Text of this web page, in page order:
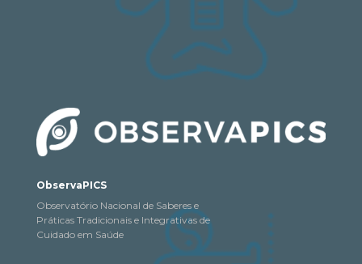
ObservaPICS
Observatório Nacional de Saberes e
Práticas Tradicionais e Integrativas de
Cuidado em Saúde